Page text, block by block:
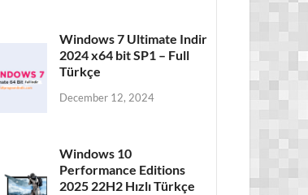
Windows 7 Ultimate Indir
2024 x64 bit SP1 – Full
Türkçe
December 12, 2024
Windows 10
Performance Editions
2025 22H2 Hızlı Türkçe